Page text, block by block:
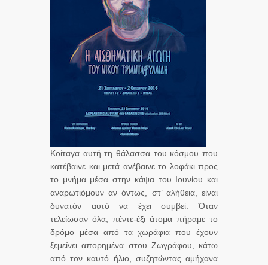
Κοίταγα αυτή τη θάλασσα του κόσμου που
κατέβαινε και μετά ανέβαινε το λοφάκι προς
το μνήμα μέσα στην κάψα του Ιουνίου και
αναρωτιόμουν αν όντως, στ’ αλήθεια, είναι
δυνατόν αυτό να έχει συμβεί. Όταν
τελείωσαν όλα, πέντε-έξι άτομα πήραμε το
δρόμο μέσα από τα χωράφια που έχουν
ξεμείνει απορημένα στου Ζωγράφου, κάτω
από τον καυτό ήλιο, συζητώντας αμήχανα